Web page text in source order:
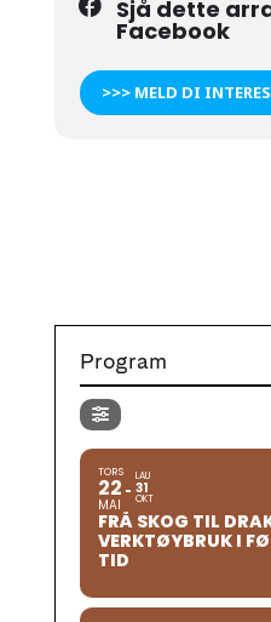
Sjå dette
Facebook
>>> MELD DI
Program
TORS
22
MAI
LAU
31
OKT
FRÅ SKOG TIL
VERKTØYBRUK I
TID